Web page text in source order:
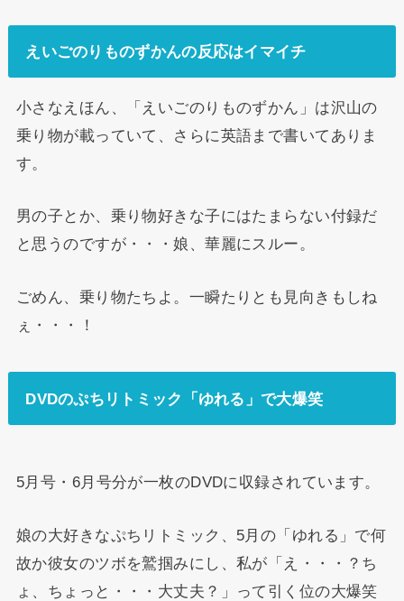
えいごのりものずかんの反応はイマイチ
小さなえほん、「えいごのりものずかん」は沢山の
乗り物が載っていて、さらに英語まで書いてありま
す。
男の子とか、乗り物好きな子にはたまらない付録だ
と思うのですが・・・娘、華麗にスルー。
ごめん、乗り物たちよ。一瞬たりとも見向きもしね
ぇ・・・！
DVDのぷちリトミック「ゆれる」で大爆笑
5月号・6月号分が一枚のDVDに収録されています。
娘の大好きなぷちリトミック、5月の「ゆれる」で何
故か彼女のツボを鷲掴みにし、私が「え・・・？ち
ょ、ちょっと・・・大丈夫？」って引く位の大爆笑